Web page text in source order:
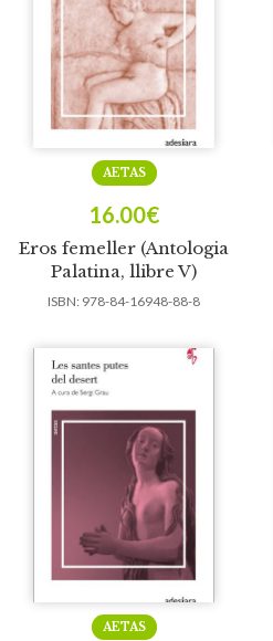
Eros femeller (Antologia
Palatina, llibre V)
AETAS
16.00€
ISBN: 978-84-16948-88-8
AETAS